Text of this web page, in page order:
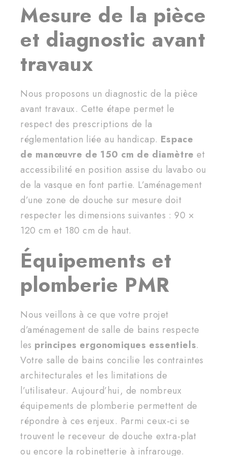
Mesure de la pièce
et diagnostic avant
travaux
Nous proposons un diagnostic de la pièce
avant travaux. Cette étape permet le
respect des prescriptions de la
réglementation liée au handicap. Espace
de manœuvre de 150 cm de diamètre et
accessibilité en position assise du lavabo ou
de la vasque en font partie. L’aménagement
d’une zone de douche sur mesure doit
respecter les dimensions suivantes : 90 ×
120 cm et 180 cm de haut.
Équipements et
plomberie PMR
Nous veillons à ce que votre projet
d’aménagement de salle de bains respecte
les principes ergonomiques essentiels.
Votre salle de bains concilie les contraintes
architecturales et les limitations de
l’utilisateur. Aujourd’hui, de nombreux
équipements de plomberie permettent de
répondre à ces enjeux. Parmi ceux-ci se
trouvent le receveur de douche extra-plat
ou encore la robinetterie à infrarouge.